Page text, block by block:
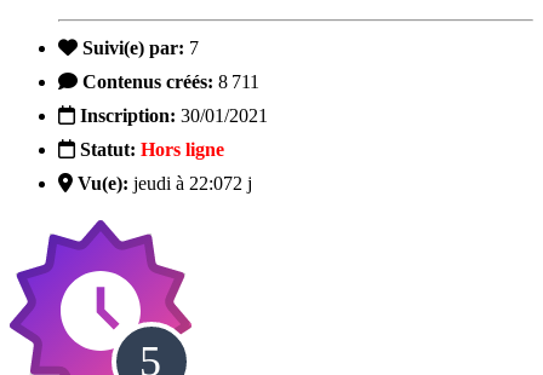
Suivi(e) par: 7
Contenus créés: 8 711
Inscription: 30/01/2021
Statut: Hors ligne
Vu(e): jeudi à 22:072 j